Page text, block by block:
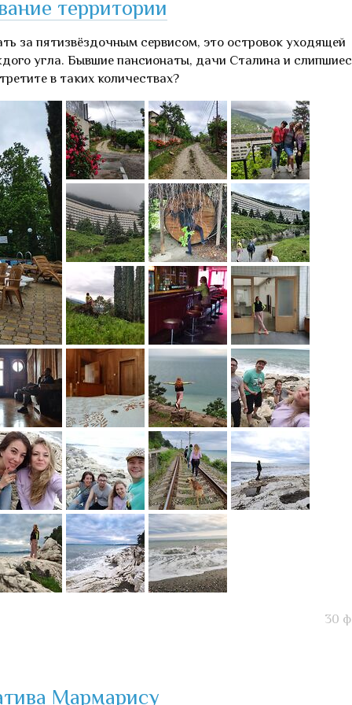
территории
за пятизвёздочным сервисом, это островок уходящей
угла. Бывшие пансионаты, дачи Сталина и
в таких количествах?
30
Мармарису